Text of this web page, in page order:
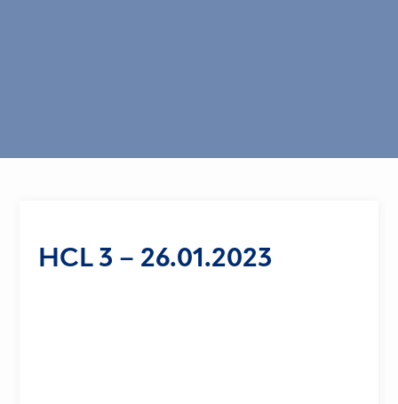
HCL 3 – 26.01.2023